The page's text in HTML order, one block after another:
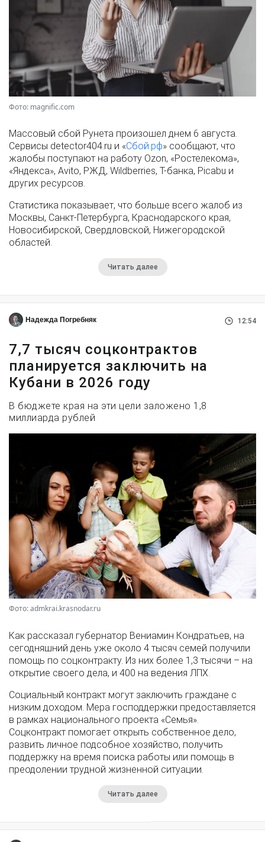
Фото: magnific.com
Массовый сбой Рунета произошел днем 6 августа.
Сервисы detector404.ru и «Сбой.рф» сообщают, что
жалобы поступают на работу Ozon, «Ростелекома»,
«Яндекса», Avito, РЖД, Wildberries, Т-банка, Picabu и
других ресурсов.
Статистика показывает, что больше всего жалоб из
Москвы, Санкт-Петербурга, Краснодарского края,
Новосибирской, Свердловской, Нижегородской
областей.
Читать далее
Надежда Погребняк 12:54
7,7 тысяч соцконтрактов
планируется заключить на
Кубани в 2026 году
В бюджете края на эти цели заложено 1,8
миллиарда рублей
Фото: admkrai.krasnodar.ru
Как рассказал губернатор Вениамин Кондратьев, на
сегодняшний день уже около 4 тысяч семей получили
помощь по соцконтракту. Из них более 1,3 тысячи – на
открытие своего дела, и 400 на ведения ЛПХ.
Социальный контракт могут заключить граждане с
низким доходом. Мера господдержки предоставляется
в рамках национального проекта «Семья».
Соцконтракт помогает открыть собственное дело,
развить личное подсобное хозяйство, получить
поддержку на время поиска работы или помощь в
преодолении трудной жизненной ситуации.
Читать далее